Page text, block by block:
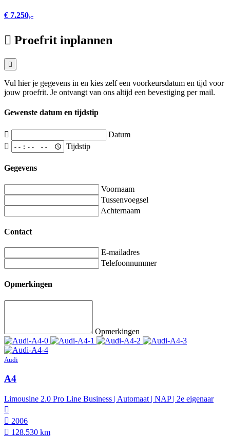
€ 7.250,-
Proefrit inplannen
Vul hier je gegevens in en kies zelf een voorkeursdatum en tijd voor
jouw proefrit. Je ontvangt van ons altijd een bevestiging per mail.
Gewenste datum en tijdstip
Datum
Tijdstip
Gegevens
Voornaam
Tussenvoegsel
Achternaam
Contact
E-mailadres
Telefoonnummer
Opmerkingen
Opmerkingen
Audi
A4
Limousine 2.0 Pro Line Business | Automaat | NAP | 2e eigenaar
2006
128.530 km